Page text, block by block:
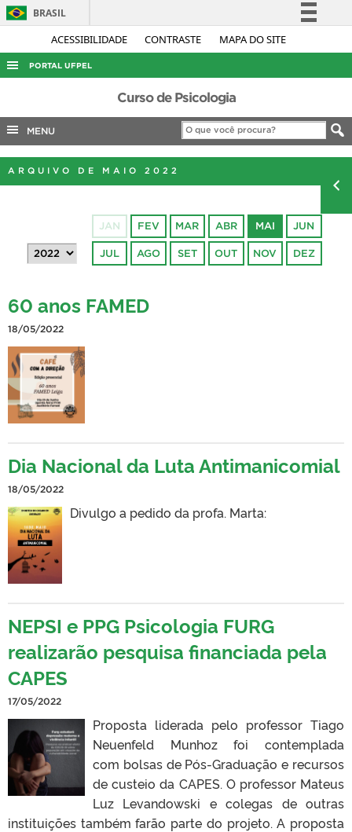
ACESSIBILIDADE CONTRASTE MAPA DO SITE
BRASIL
Simplifique!
Acesso à informação
Legislação
Canais
PORTAL UFPEL
ACESSO À INFORMAÇÃO
AUDITORIA
COBALTO
CONCURSOS
OUVIDORIA
TELEFONES
Curso de Psicologia
MENU
ARQUIVO DE MAIO 2022
JAN FEV MAR ABR MAI JUN
JUL AGO SET OUT NOV DEZ
60 anos FAMED
18/05/2022
Dia Nacional da Luta Antimanicomial
18/05/2022
Divulgo a pedido da profa. Marta:
NEPSI e PPG Psicologia FURG
realizarão pesquisa financiada pela
CAPES
17/05/2022
Proposta liderada pelo professor Tiago
Neuenfeld Munhoz foi contemplada
com bolsas de Pós-Graduação e recursos
de custeio da CAPES. O professor Mateus
Luz Levandowski e colegas de outras
instituições também farão parte do projeto. A proposta